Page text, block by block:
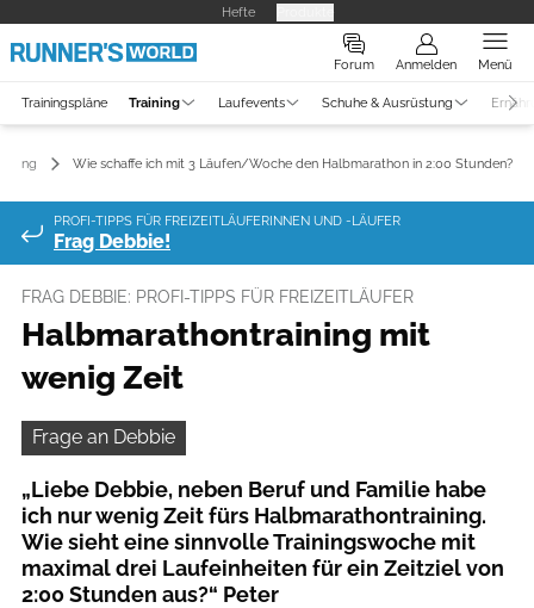
Hefte
Forum Anmelden Menü
Trainingspläne Training Laufevents Schuhe & Ausrüstung
Wie schaffe ich mit 3 Läufen/Woche den Halbmarathon in 2:00 Stunden?
PROFI-TIPPS FÜR FREIZEITLÄUFERINNEN UND -LÄUFER
Frag Debbie!
FRAG DEBBIE: PROFI-TIPPS FÜR FREIZEITLÄUFER
Halbmarathontraining mit
wenig Zeit
Frage an Debbie
„Liebe Debbie, neben Beruf und Familie habe
ich nur wenig Zeit fürs Halbmarathontraining.
Wie sieht eine sinnvolle Trainingswoche mit
maximal drei Laufeinheiten für ein Zeitziel von
2:00 Stunden aus?“ Peter